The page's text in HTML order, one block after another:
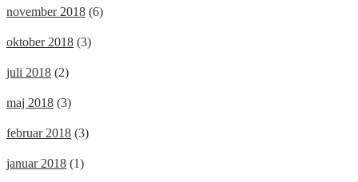
november 2018 (6)
oktober 2018 (3)
juli 2018 (2)
maj 2018 (3)
februar 2018 (3)
januar 2018 (1)